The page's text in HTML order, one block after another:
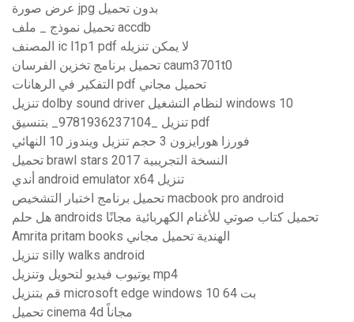
عرض صورة jpg بدون تحميل
تحميل نموذج _ ملف accdb
المصنف ic l1p1 pdf لا يمكن تنزيله
تحميل برنامج تخزين الفرسان caum3701t0
التفكير في الرهانات pdf تحميل مجاني
تنزيل dolby sound driver لنظام التشغيل windows 10
تنزيل _9781936237104_ بتنسيق pdf
فورزا هورايزون 3 حجم تنزيل ويندوز 10 النهائي
تحميل brawl stars 2017 النسخة التجريبية
أندي android emulator x64 تنزيل
تحميل برنامج اختبار التشخيص macbook pro android
هل حلم androids تحميل كتاب صوتي للأغنام الكهربائية مجانًا
Amrita pritam books الهندية تحميل مجاني
تنزيل silly walks android
يوتيوب فيديو لتحويل وتنزيل mp4
قم بتنزيل microsoft edge windows 10 64 بت
تحميل cinema 4d مجاناً